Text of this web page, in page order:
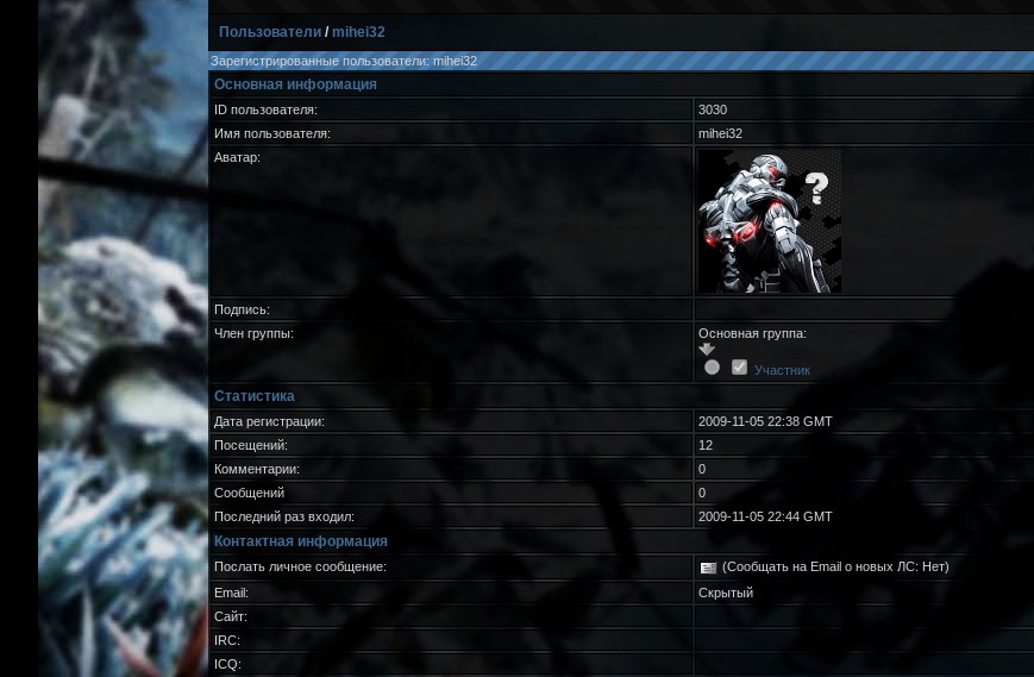
Пользователи/mihei32
Зарегистрированные пользователи: mihei32
Основная информация
ID пользователя:
3030
Имя пользователя:
mihei32
Аватар:
Подпись:
Член группы:
Основная группа:
Участник
Статистика
Дата регистрации:
2009-11-05 22:38 GMT
Посещений:
12
Комментарии:
0
Сообщений
0
Последний раз входил:
2009-11-05 22:44 GMT
Контактная информация
Послать личное сообщение:
(Сообщать на Email о новых ЛС: Нет)
Email:
Скрытый
Сайт:
IRC:
ICQ: